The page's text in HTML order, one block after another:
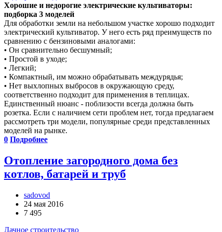
Хорошие и недорогие электрические культиваторы:
подборка 3 моделей
Для обработки земли на небольшом участке хорошо подходит
электрический культиватор. У него есть ряд преимуществ по
сравнению с бензиновыми аналогами:
• Он сравнительно бесшумный;
• Простой в уходе;
• Легкий;
• Компактный, им можно обрабатывать междурядья;
• Нет выхлопных выбросов в окружающую среду,
соответственно подходит для применения в теплицах.
Единственный нюанс - поблизости всегда должна быть
розетка. Если с наличием сети проблем нет, тогда предлагаем
рассмотреть три модели, популярные среди представленных
моделей на рынке.
0 Подробнее
Отопление загородного дома без
котлов, батарей и труб
sadovod
24 мая 2016
7 495
Дачное строительство